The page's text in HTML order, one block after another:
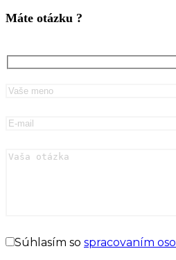
Máte otázku ?
Súhlasím so spracovaním